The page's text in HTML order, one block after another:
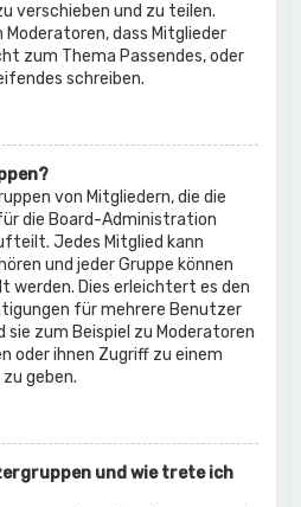
verschieben und zu teilen.
dass Mitglieder
zum Thema Passendes, oder
schreiben.
von Mitgliedern, die die
die Board-Administration
Jedes Mitglied kann
und jeder Gruppe können
werden. Dies erleichtert es den
für mehrere Benutzer
sie zum Beispiel zu Moderatoren
oder ihnen Zugriff zu einem
geben.
und wie trete ich